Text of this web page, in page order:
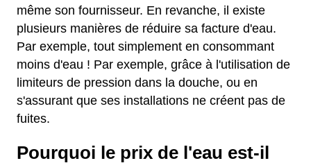
même son fournisseur. En revanche, il existe
plusieurs manières de réduire sa facture d'eau.
Par exemple, tout simplement en consommant
moins d'eau ! Par exemple, grâce à l'utilisation de
limiteurs de pression dans la douche, ou en
s'assurant que ses installations ne créent pas de
fuites.
Pourquoi le prix de l'eau est-il